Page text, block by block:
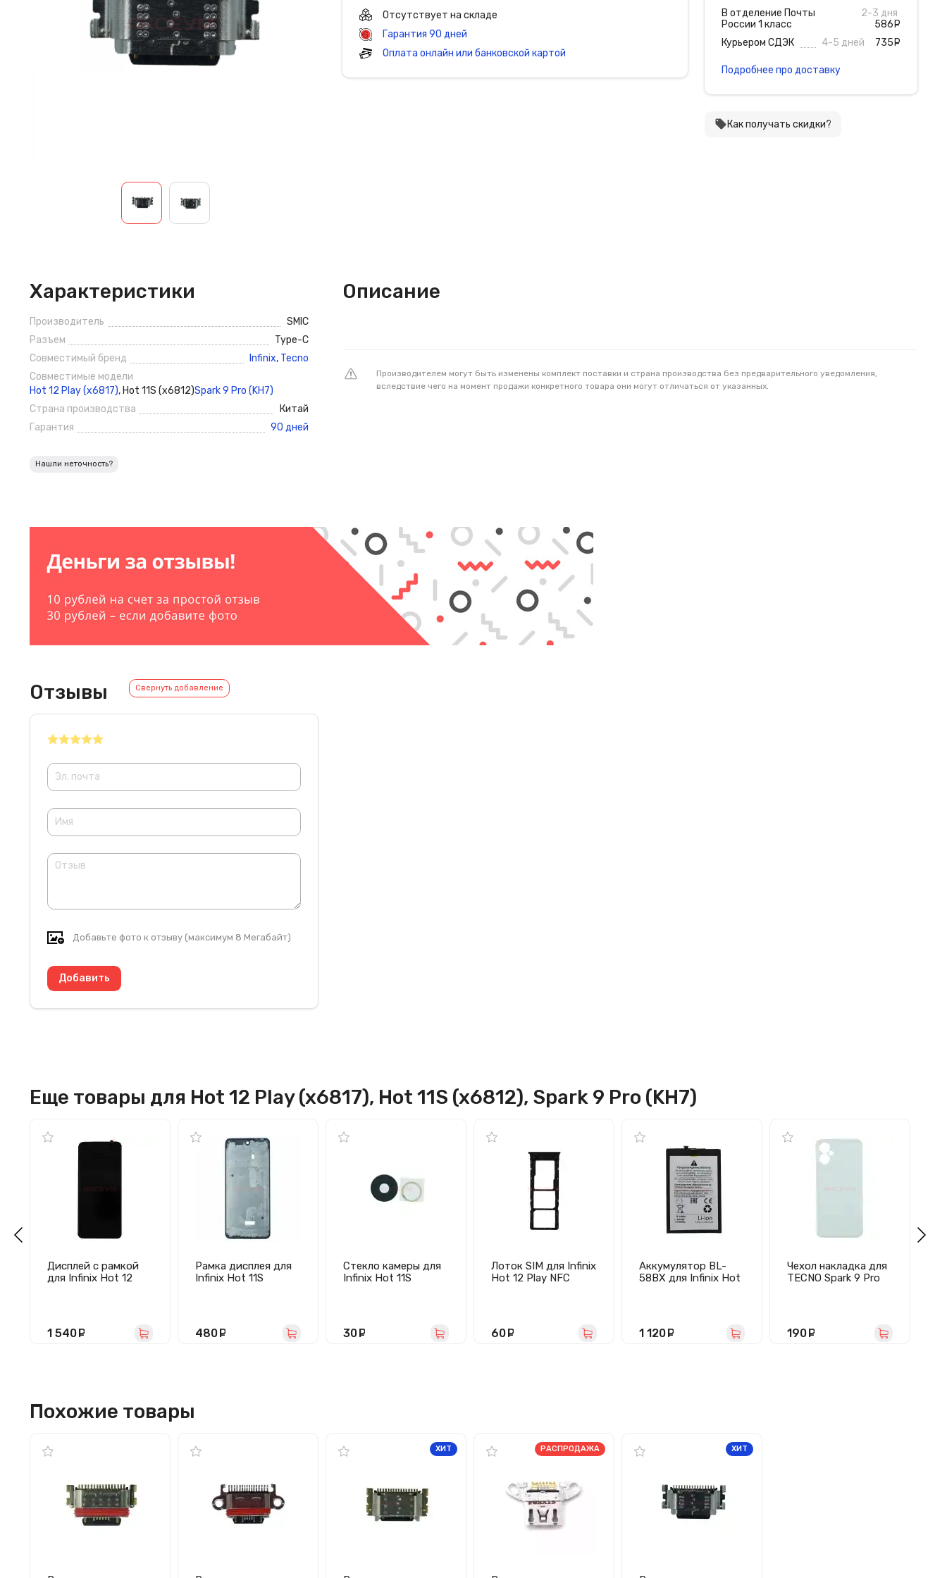
Отсутствует на складе
Гарантия 90 дней
Оплата онлайн или банковской картой
В отделение Почты
России 1 класс
2-3 дня
586
Курьером СДЭК
4-5 дней 735
Подробнее про доставку
local_offerКак получать скидки?
Характеристики
Производитель
SMIC
Разъем
Type-C
Совместимый бренд
Infinix, Tecno
Совместимые модели
Hot 12 Play (x6817), Hot 11S (x6812)Spark 9 Pro (KH7)
Страна производства
Китай
Гарантия
90 дней
Нашли неточность?
Описание
Производителем могут быть изменены комплект поставки и страна производства без предварительного уведомления,
вследствие чего на момент продажи конкретного товара они могут отличаться от указанных.
Отзывы Свернуть добавление
Добавьте фото к отзыву (максимум 8 Мегабайт)
Еще товары для Hot 12 Play (x6817), Hot 11S (x6812), Spark 9 Pro (KH7)
Дисплей с рамкой
для Infinix Hot 12
1 540 руб.
Рамка дисплея для
Infinix Hot 11S
480
Стекло камеры для
Infinix Hot 11S
30
Лоток SIM для Infinix
Hot 12 Play NFC
60
Аккумулятор BL-
58BX для Infinix Hot
1 120 руб.
Чехол накладка для
TECNO Spark 9 Pro
190
Похожие товары
ХИТ РАСПРОДАЖА ХИТ